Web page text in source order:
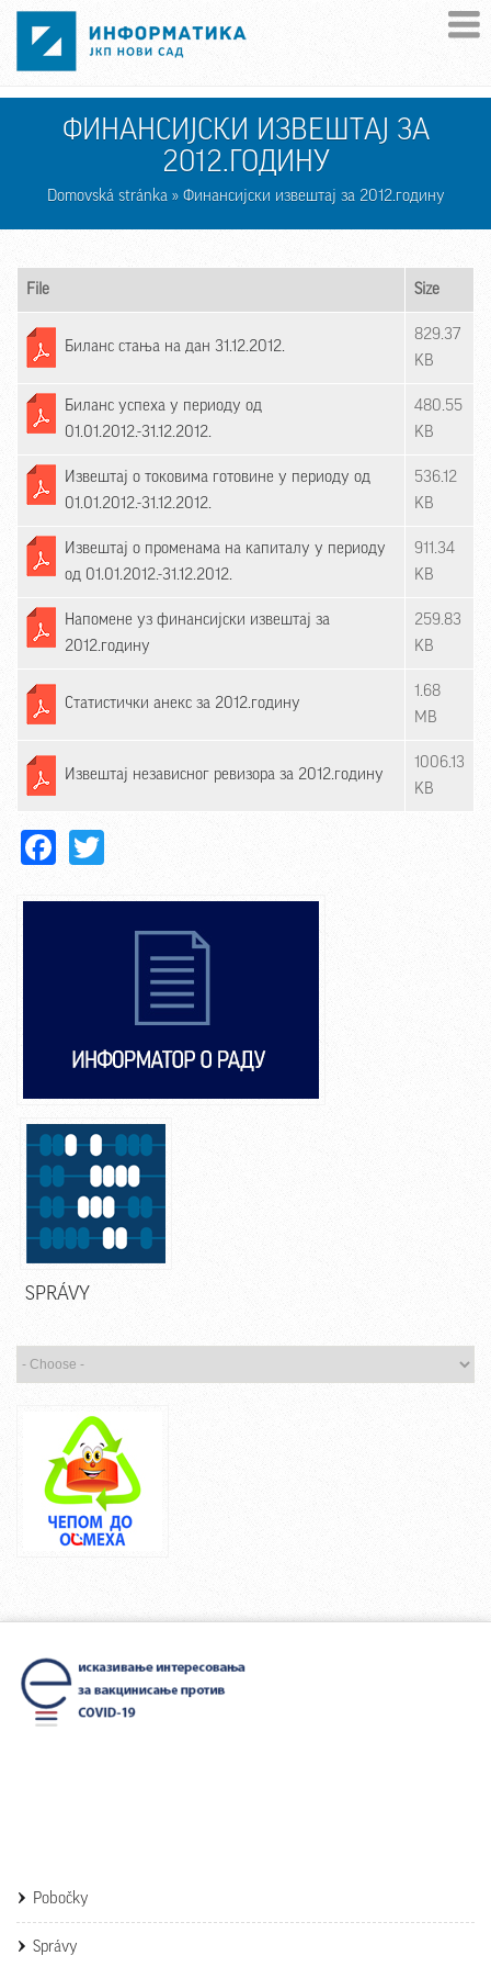
Skip to main content
ФИНАНСИЈСКИ ИЗВЕШТАЈ ЗА
2012.ГОДИНУ
Domovská stránka» Финансијски извештај за 2012.годину
File Size
Биланс стања на дан 31.12.2012.
829.37
KB
Биланс успеха у периоду од
01.01.2012.-31.12.2012.
480.55
KB
Извештај о токовима готовине у периоду од
01.01.2012.-31.12.2012.
536.12
KB
Извештај о променама на капиталу у периоду
од 01.01.2012.-31.12.2012.
911.34
KB
Напомене уз финансијски извештај за
2012.годину
259.83
KB
Статистички анекс за 2012.годину
1.68
MB
Извештај независног ревизора за 2012.годину
1006.13
KB
Facebook
SPRÁVY
Pobočky
Správy